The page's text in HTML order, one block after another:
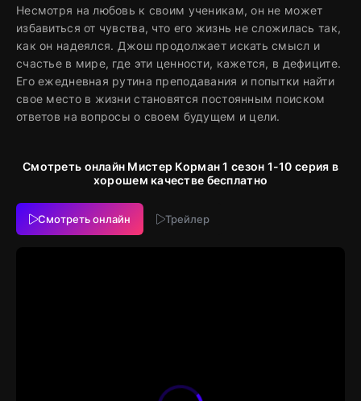
Несмотря на любовь к своим ученикам, он не может
избавиться от чувства, что его жизнь не сложилась так,
как он надеялся. Джош продолжает искать смысл и
счастье в мире, где эти ценности, кажется, в дефиците.
Его ежедневная рутина преподавания и попытки найти
свое место в жизни становятся постоянным поиском
ответов на вопросы о своем будущем и цели.
Смотреть онлайн Мистер Корман 1 сезон 1-10 серия в
хорошем качестве бесплатно
Смотреть онлайн Трейлер